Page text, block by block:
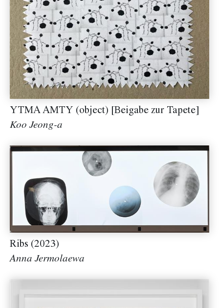
YTMA AMTY (object) [Beigabe zur Tapete]
Koo Jeong-a
Ribs (2023)
Anna Jermolaewa